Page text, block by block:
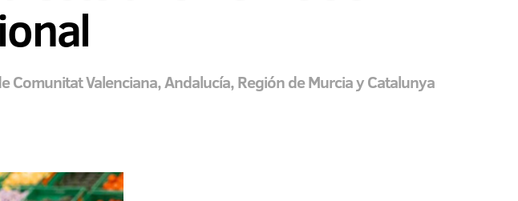
Valenciana, Andalucía, Región de Murcia y Catalunya